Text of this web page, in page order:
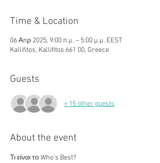
Time & Location
06 Απρ 2025, 9:00 π.μ. – 5:00 μ.μ. EEST
Kallifitos, Kallifitos 661 00, Greece
Guests
+ 15 other guests
About the event
Τι είναι το Who’s Best?